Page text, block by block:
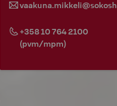
+358 10 764 2100
(pvm/mpm)